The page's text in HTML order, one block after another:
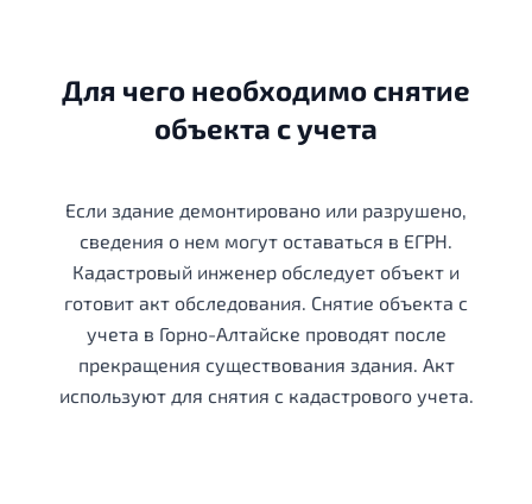
Для чего необходимо снятие
объекта с учета
Если здание демонтировано или разрушено,
сведения о нем могут оставаться в ЕГРН.
Кадастровый инженер обследует объект и
готовит акт обследования. Снятие объекта с
учета в Горно-Алтайске проводят после
прекращения существования здания. Акт
используют для снятия с кадастрового учета.